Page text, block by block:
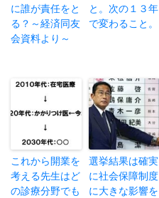
に誰が責任をと
る？～経済同友
会資料より～
と。次の１３年
で変わること。
これから開業を
考える先生はど
の診療分野でも
選挙結果は確実
に社会保障制度
に大きな影響を